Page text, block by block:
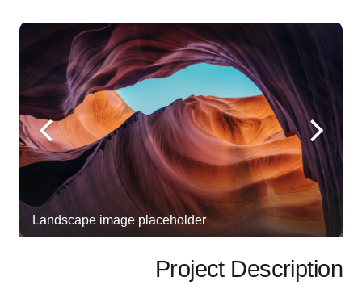
Landscape image placeholder
Project Description